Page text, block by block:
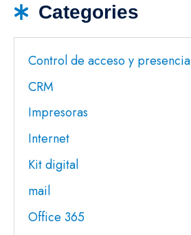
Categories
Control de acceso y presencia
CRM
Impresoras
Internet
Kit digital
mail
Office 365